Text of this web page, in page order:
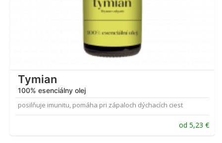
Tymian
100% esenciálny olej
posilňuje imunitu, pomáha pri zápaloch dýchacích ciest
od 5,23 €